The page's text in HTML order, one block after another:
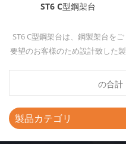
ST6 C型鋼架台
ST6 C型鋼架台は、鋼製架台をご
要望のお客様のため設計致した製
の合計
製品カテゴリ